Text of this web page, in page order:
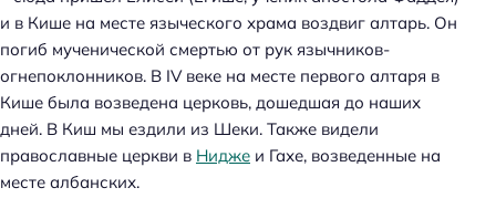
и в Кише на месте языческого храма воздвиг алтарь. Он
погиб мученической смертью от рук язычников-
огнепоклонников. В IV веке на месте первого алтаря в
Кише была возведена церковь, дошедшая до наших
дней. В Киш мы ездили из Шеки. Также видели
православные церкви в Нидже и Гахе, возведенные на
месте албанских.